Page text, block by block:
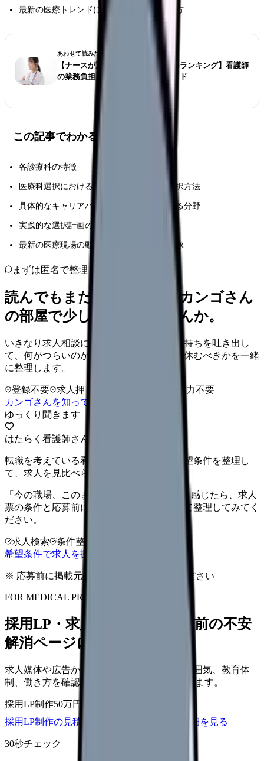
最新の医療トレンドに関心のある看護師の方
あわせて読みたい
【ナースが選ぶ仕事が大変な診療科ランキング】看護師
の業務負担とストレス対策完全ガイド
この記事でわかること
各診療科の特徴
医療科選択における基準判断と効果的な選択方法
具体的なキャリアパスモデルと将来性のある分野
実践的な選択計画の立て方と行動計画
最新の医療現場の動向と求められる看護師像
まずは匿名で整理
読んでもまだ苦しいなら、カンゴさん
の部屋で少し話してみませんか。
いきなり求人相談には進みません。今の気持ちを吐き出し
て、何がつらいのか、辞めるべきか、少し休むべきかを一緒
に整理します。
登録不要 求人押し売りなし
病院名は入力不要
カンゴさんを知ってから相談する
ゆっくり聞きます
はたらく看護師さん 求人
転職を考えている看護師さんへ。まずは希望条件を整理し
て、求人を見比べられます。
「今の職場、このままでいいのかな...」そう感じたら、求人
票の条件と応募前に確認したい不安を分けて整理してみてく
ださい。
求人検索 条件整理
希望条件で求人を探す
※ 応募前に掲載元の最新情報を確認してください
FOR MEDICAL PROVIDERS
採用LP・求人ページを、応募前の不安
解消ページにできます
求人媒体や広告から来た看護師が、職場の雰囲気、教育体
制、働き方を確認して応募できるLPを設計します。
採用LP制作50万円〜
採用LP制作の見積もりを依頼
サービス詳細を見る
30秒チェック